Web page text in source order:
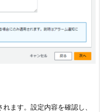
ます。設定内容を確認し、